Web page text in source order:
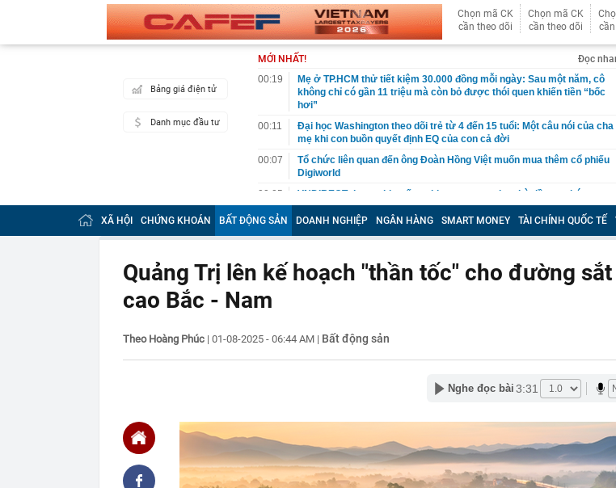
Chọn mã CK
cần theo dõi
Chọn mã CK
cần theo dõi
Bảng giá điện tử
Danh mục đầu tư
MỚI NHẤT!
Đọc
00:19
Mẹ ở TP.HCM thử tiết kiệm 30.000 đồng mỗi ngày: Sau một năm, cô
không chỉ có gần 11 triệu mà còn bỏ được thói quen khiến tiền “bốc
hơi”
00:11
Đại học Washington theo dõi trẻ từ 4 đến 15 tuổi: Một câu nói của cha
mẹ khi con buồn quyết định EQ của con cả đời
00:07
Tổ chức liên quan đến ông Đoàn Hồng Việt muốn mua thêm cổ phiếu
Digiworld
00:05
VNDIRECT đưa ra khuyến nghị quan trọng cho nhà đầu tư chứng
khoán
Doanh nghiệp Việt Nam có doanh thu lớn hơn Vingroup, Petrolimex,
đăng ký vào nhóm 500 doanh nghiệp lớn nhất thế giới
00:03
Lịch chốt quyền cổ tức tuần 10-14/8: Một ngân hàng lớn "lăn chốt", cổ
tức tiền mặt cao nhất 100%
00:02
vào nhịp sóng mới
500 triệu m3 ngoài khơi Việt Nam
người phụ nữ SN 1984, thanh niên SN 2000 được mời tới làm việc
23:40
Ai sắp đi Thái Lan chú ý: Từ 16/10, sân bay có thể mở vali để kiểm tra
ngay cả khi hành khách không có mặt
23:25
4 vật vào nhà báo hiệu phong thủy rất tốt
XÃ HỘI CHỨNG KHOÁN BẤT ĐỘNG SẢN DOANH NGHIỆP NGÂN HÀNG SMART MONEY TÀI CHÍNH QUỐC TẾ
Quảng Trị lên kế hoạch "thần tốc" cho đường
cao Bắc - Nam
Theo Hoàng Phúc | 01-08-2025 - 06:44 AM | Bất động sản
Nghe đọc bài 3:31